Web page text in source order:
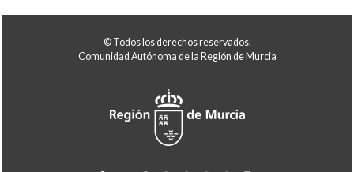
© Todos los derechos reservados.
Comunidad Autónoma de la Región de Murcia